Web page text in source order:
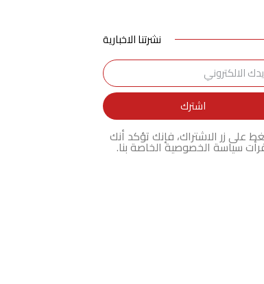
نشرتنا الاخبارية
اشترك
على زر الاشتراك، فإنك تؤكد أنك
سياسة الخصوصية الخاصة بنا.